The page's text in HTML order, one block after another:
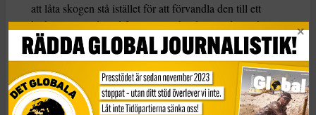
att låta skogen stå istället för att förvandla den till ett
kalhygge. Koldioxid fortsätter att bindas i träden och vi
får fortsätta att vistas i en levande skog. Bromsa är att
förkorta arbetstiden så att vi får mer tid för relationer och
fritidsaktiviteter. En garanterat uppskattad reform, men
också bra för klimatet.